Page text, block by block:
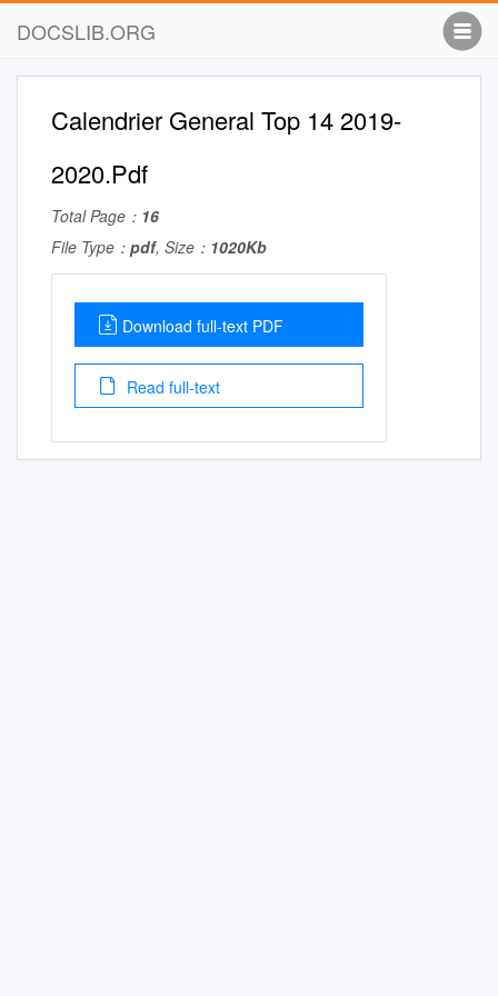
DOCSLIB.ORG
Calendrier General Top 14 2019-
2020.Pdf
Total Page： 16
File Type： pdf, Size： 1020Kb
Download full-text PDF
Read full-text